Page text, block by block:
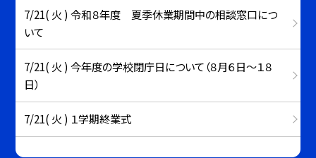
7/21( 火 ) 令和８年度 夏季休業期間中の相談窓口につ
いて
7/21( 火 ) 今年度の学校閉庁日について（８月６日～１８
日）
7/21( 火 ) １学期終業式